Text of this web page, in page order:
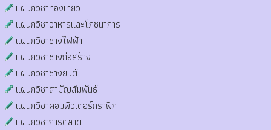
แผนกวิชาท่องเที่ยว
แผนกวิชาอาหารและโภชนาการ
แผนกวิชาช่างไฟฟ้า
แผนกวิชาช่างก่อสร้าง
แผนกวิชาช่างยนต์
แผนกวิชาสามัญสัมพันธ์
แผนกวิชาคอมพิวเตอร์กราฟิก
แผนกวิชาการตลาด